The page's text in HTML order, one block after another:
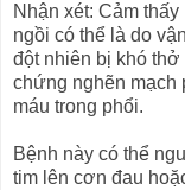
Nhận xét: Cảm
ngồi có thể là do
đột nhiên bị khó thở
chứng nghẽn mạch
máu trong phổi.
Bệnh này có thể
tim lên cơn đau